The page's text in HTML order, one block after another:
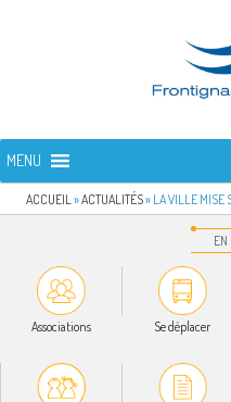
FRONTIGNAN
MENU
ACCUEIL »ACTUALITÉS» LA VILLE MISE
EN
Associations Se déplacer